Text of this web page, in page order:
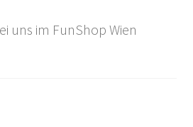
uns im FunShop Wien